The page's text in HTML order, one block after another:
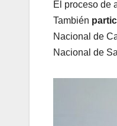
El proceso de
También
Nacional de
Nacional de